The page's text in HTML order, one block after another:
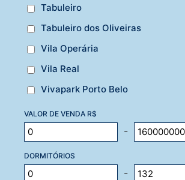
Tabuleiro
Tabuleiro dos Oliveiras
Vila Operária
Vila Real
Vivapark Porto Belo
VALOR DE VENDA R$
-
DORMITÓRIOS
-